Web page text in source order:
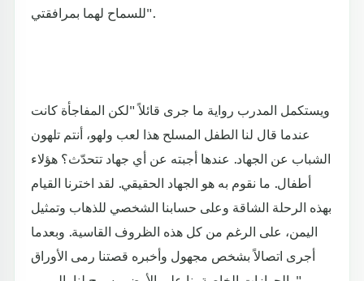
للسماح لهما بمرافقتي".
ويستكمل المدرب رواية ما جرى قائلاً "لكن المفاجأة كانت
عندما قال لنا الطفل المسلح هذا لعب ولهو، أنتم تلهون
الشباب عن الجهاد. عندها أجبته عن أي جهاد تتحدّث؟ هؤلاء
أطفال. ما نقوم به هو الجهاد الحقيقي. لقد اخترنا القيام
بهذه الرحلة الشاقة وعلى حسابنا الشخصي للذهاب وتمثيل
اليمن، على الرغم من كل هذه الظروف القاسية. وبعدما
أجرى اتصالاً بشخص مجهول وأخبره قصتنا رمى الأوراق